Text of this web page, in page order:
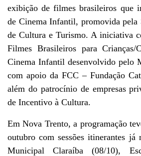
exibição de filmes brasileiros que
de Cinema Infantil, promovida pela
de Cultura e Turismo. A iniciativa
Filmes Brasileiros para Crianças/
Cinema Infantil desenvolvido pelo
com apoio da FCC – Fundação
além do patrocínio de empresas
de Incentivo à Cultura.
Em Nova Trento, a programação
outubro com sessões itinerantes já
Municipal Claraíba (08/10),